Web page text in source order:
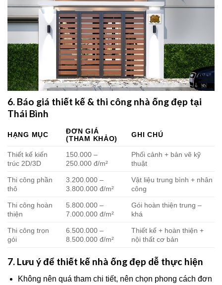
6. Báo giá thiết kế & thi công nhà ống đẹp tại
Thái Bình
HẠNG MỤC
ĐƠN GIÁ
(THAM KHẢO)
GHI CHÚ
Thiết kế kiến
trúc 2D/3D
150.000 –
250.000 đ/m²
Phối cảnh + bản vẽ kỹ
thuật
Thi công phần
thô
3.200.000 –
3.800.000 đ/m²
Vật liệu trung bình + nhân
công
Thi công hoàn
thiện
5.800.000 –
7.000.000 đ/m²
Gói hoàn thiện trung –
khá
Thi công trọn
gói
6.500.000 –
8.500.000 đ/m²
Thiết kế + hoàn thiện +
nội thất cơ bản
7. Lưu ý để thiết kế nhà ống đẹp dễ thực hiện
Không nên quá tham chi tiết, nên chọn phong cách đơn